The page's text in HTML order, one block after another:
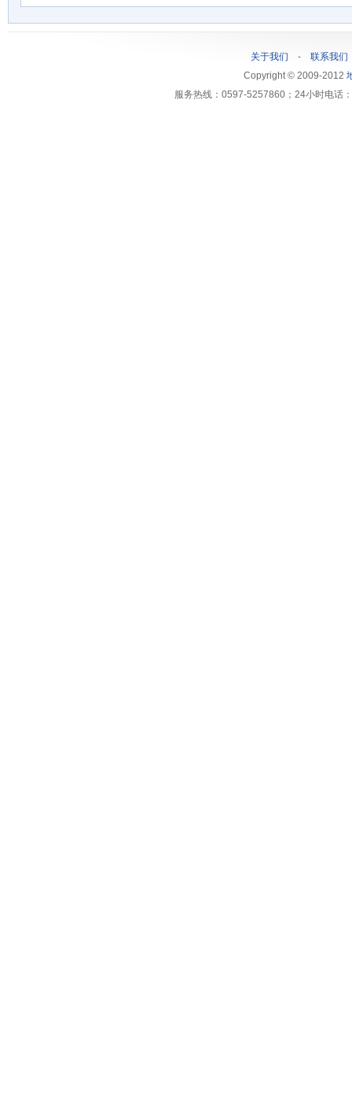
关于我们 - 联系我们
Copyright © 2009-2012
服务热线：0597-5257860；24小时电